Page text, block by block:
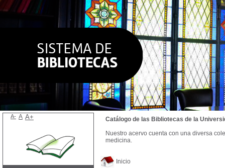
Inicio
Catálogo de las Bibliotecas de la
Nuestro acervo cuenta con una diversa
medicina.
A- A A+